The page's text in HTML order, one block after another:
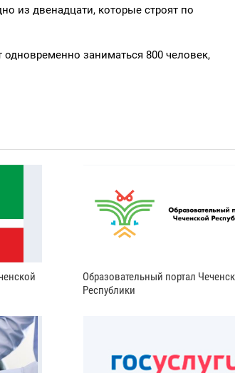
из двенадцати, которые строят по
заниматься 800 человек,
Образовательный портал
Республики